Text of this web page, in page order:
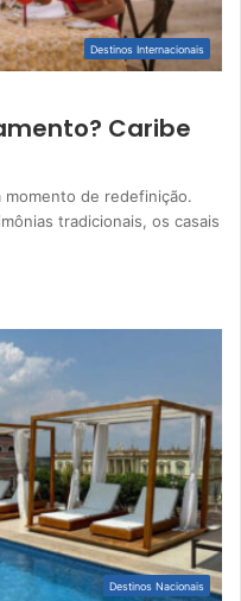
Destinos Internacionais
Caribe
de redefinição.
tradicionais, os casais
Destinos Nacionais